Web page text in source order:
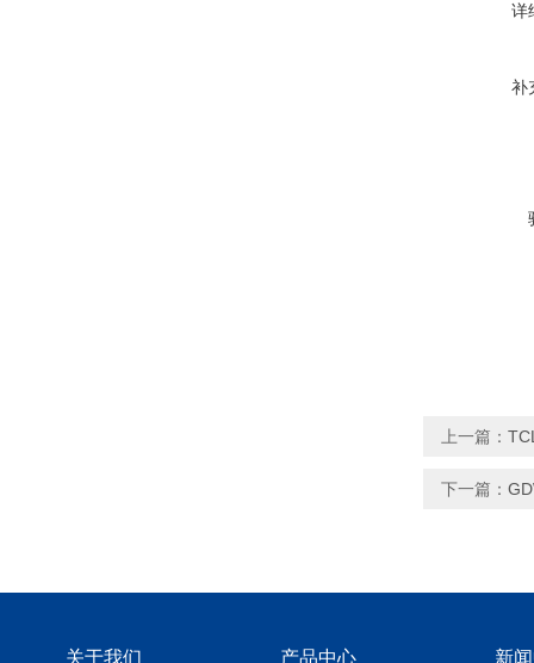
详
补
上一篇：
下一篇：
关于我们 产品中心 新